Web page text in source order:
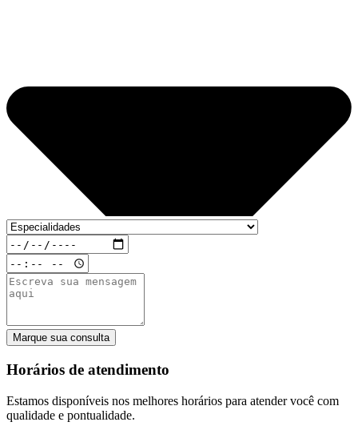
Marque sua consulta
Horários de atendimento
Estamos disponíveis nos melhores horários para atender você com
qualidade e pontualidade.